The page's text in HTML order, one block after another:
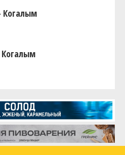
Когалым
Когалым